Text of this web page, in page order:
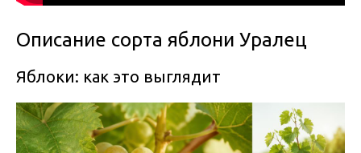
Описание сорта яблони Уралец
Яблоки: как это выглядит